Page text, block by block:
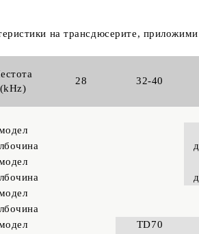
на трансдюсерите,
(kHz)
28 32-40
TD70